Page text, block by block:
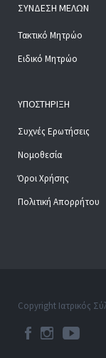
ΣΎΝΔΕΣΗ ΜΕΛΏΝ
Τακτικό Μητρώο
Ειδικό Μητρώο
ΥΠΟΣΤΉΡΙΞΗ
Συχνές Ερωτήσεις
Νομοθεσία
Όροι Χρήσης
Πολιτική Απορρήτου
Copyright Ιατρικός